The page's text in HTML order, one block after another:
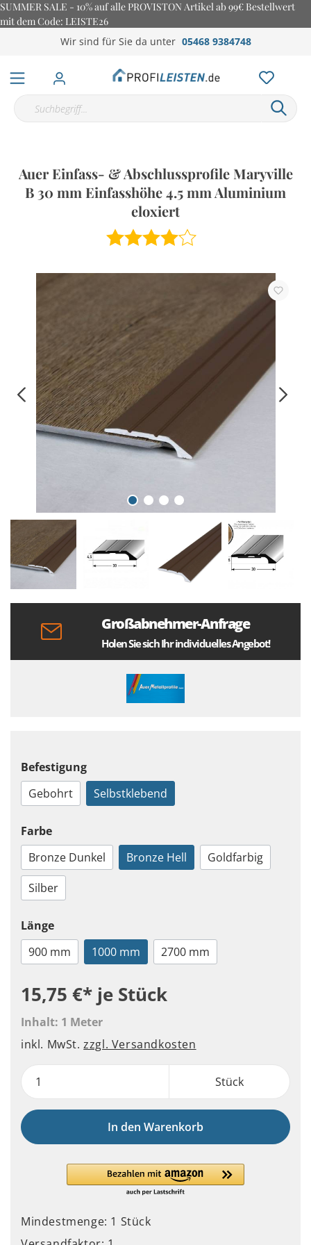
SUMMER SALE - 10% auf alle PROVISTON Artikel ab 99€ Bestellwert
mit dem Code: LEISTE26
Wir sind für Sie da unter 05468 9384748
Auer Einfass- & Abschlussprofile Maryville
B 30 mm Einfasshöhe 4.5 mm Aluminium
eloxiert
Großabnehmer-Anfrage
Holen Sie sich Ihr individuelles Angebot!
Befestigung
Gebohrt
Selbstklebend
Farbe
Bronze Dunkel
Bronze Hell
Goldfarbig
Silber
Länge
900 mm
1000 mm 2700 mm
15,75 €* je Stück
Inhalt: 1 Meter
inkl. MwSt.zzgl. Versandkosten
Stück
In den Warenkorb
Mindestmenge: 1 Stück